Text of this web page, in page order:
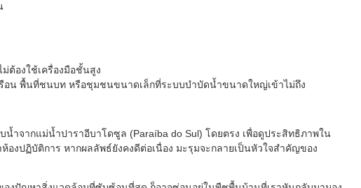
ต้องใช้เครื่องมือชั้นสูง
อน พื้นที่ชนบท หรือชุมชนขนาดเล็กที่ระบบบำบัดน้ำขนาดใหญ่เข้าไม่ถึง
ำจากแม่น้ำปาราอีบาโดซูล (Paraíba do Sul) โดยตรง เพื่อดูประสิทธิภาพใน
งปฏิบัติการ หากผลลัพธ์ยังคงดีต่อเนื่อง มะรุมจะกลายเป็นหัวใจสำคัญของ